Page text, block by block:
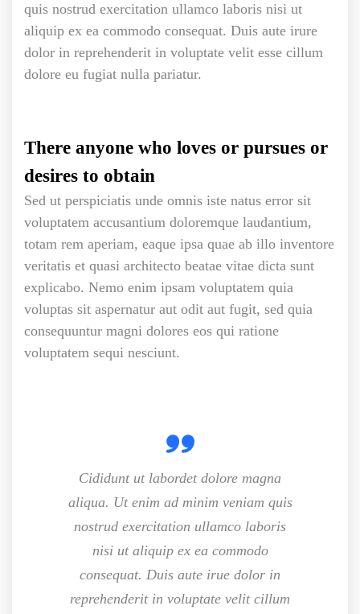
quis nostrud exercitation ullamco laboris nisi ut
aliquip ex ea commodo consequat. Duis aute irure
dolor in reprehenderit in voluptate velit esse cillum
dolore eu fugiat nulla pariatur.
There anyone who loves or pursues or
desires to obtain
Sed ut perspiciatis unde omnis iste natus error sit
voluptatem accusantium doloremque laudantium,
totam rem aperiam, eaque ipsa quae ab illo inventore
veritatis et quasi architecto beatae vitae dicta sunt
explicabo. Nemo enim ipsam voluptatem quia
voluptas sit aspernatur aut odit aut fugit, sed quia
consequuntur magni dolores eos qui ratione
voluptatem sequi nesciunt.
Cididunt ut labordet dolore magna
aliqua. Ut enim ad minim veniam quis
nostrud exercitation ullamco laboris
nisi ut aliquip ex ea commodo
consequat. Duis aute irue dolor in
reprehenderit in voluptate velit cillum